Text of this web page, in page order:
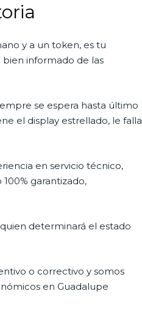
y a un token, es tu
informado de las
se espera hasta último
el display estrellado, le falla
en servicio técnico,
garantizado,
determinará el estado
o correctivo y somos
en Guadalupe